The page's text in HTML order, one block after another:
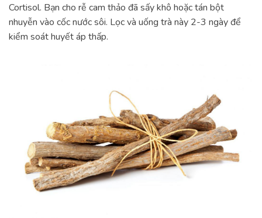
Cortisol. Bạn cho rễ cam thảo đã sấy khô hoặc tán bột
nhuyễn vào cốc nước sôi. Lọc và uống trà này 2-3 ngày để
kiểm soát huyết áp thấp.